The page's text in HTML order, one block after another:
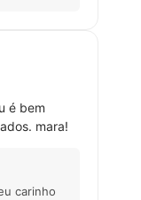
é bem
mara!
carinho